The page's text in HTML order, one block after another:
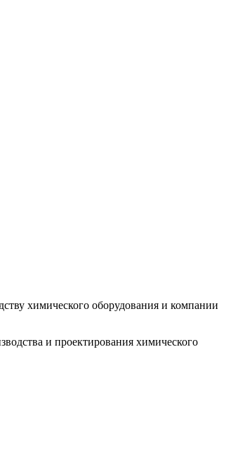
химического оборудования и компании
и проектирования химического